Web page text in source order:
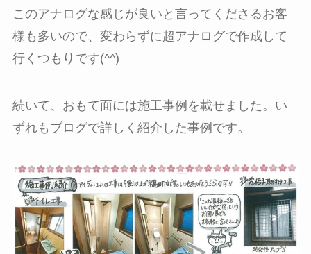
このアナログな感じが良いと言ってくださるお客
様も多いので、変わらずに超アナログで作成して
行くつもりです(^^)
続いて、おもて面には施工事例を載せました。い
ずれもブログで詳しく紹介した事例です。